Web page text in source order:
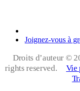
Joignez-vous à
Droits d’auteur ©
rights reserved. Vie